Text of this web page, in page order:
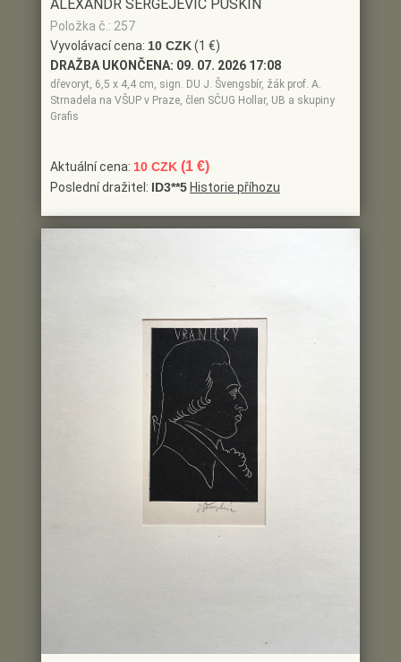
ALEXANDR SERGEJEVIČ PUŠKIN
Položka č.: 257
Vyvolávací cena: 10 CZK(1 €)
DRAŽBA UKONČENA: 09. 07. 2026 17:08
dřevoryt, 6,5 x 4,4 cm, sign. DU J. Švengsbír, žák prof. A.
Strnadela na VŠUP v Praze, člen SČUG Hollar, UB a skupiny
Grafis
Aktuální cena: 10 CZK (1 €)
Poslední dražitel: ID3**5 Historie příhozu